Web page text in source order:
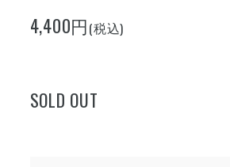
4,400円(税込)
SOLD OUT